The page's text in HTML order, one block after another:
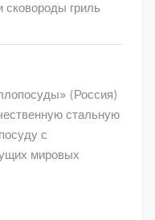
сковороды гриль
(Россия)
стальную
с
мировых